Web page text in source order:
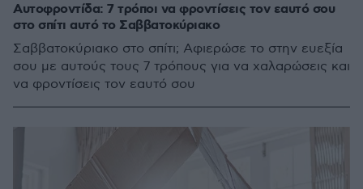
Αυτοφροντίδα: 7 τρόποι να φροντίσεις τον εαυτό σου
στο σπίτι αυτό το Σαββατοκύριακο
Σαββατοκύριακο στο σπίτι; Αφιερώσε το στην ευεξία
σου με αυτούς τους 7 τρόπους για να χαλαρώσεις και
να φροντίσεις τον εαυτό σου